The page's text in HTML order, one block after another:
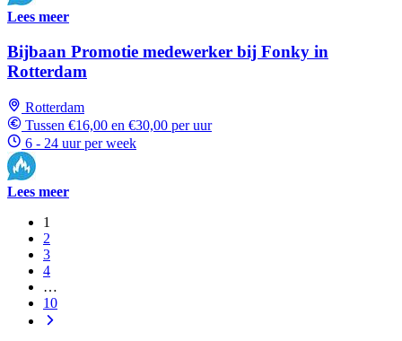
Lees meer
Bijbaan Promotie medewerker bij Fonky in
Rotterdam
Rotterdam
Tussen €16,00 en €30,00 per uur
6 - 24 uur per week
Lees meer
1
2
3
4
…
10